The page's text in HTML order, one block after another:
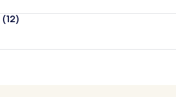
(12)